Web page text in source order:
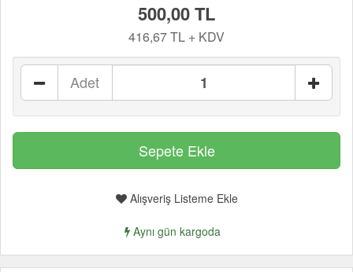
500,00 TL
416,67 TL + KDV
Adet
Alışveriş Listeme Ekle
Aynı gün kargoda